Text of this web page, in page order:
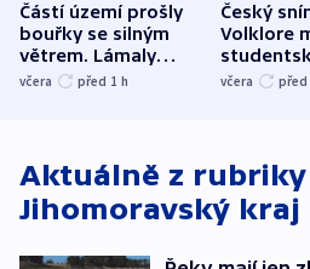
Částí území prošly
bouřky se silným
větrem. Lámaly
stromy a poničily
včera před 1 h
Český
Volklore
Oscara,
včera před
Aktuálně z rubriky
Jihomoravský kraj